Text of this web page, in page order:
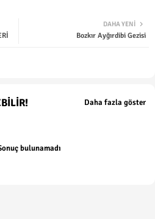
DAHA YENI
Bozkır Ayğırdibi Gezisi
Daha fazla göster
bulunamadı